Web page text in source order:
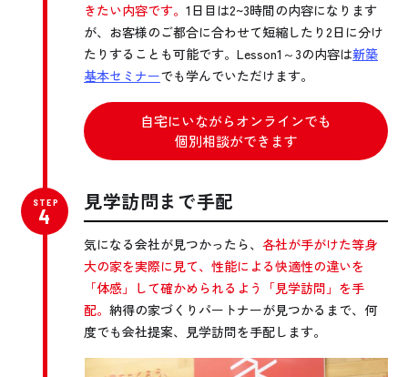
きたい内容です。 1日目は2~3時間の内容になります
が、お客様のご都合に合わせて短縮したり2日に分け
たりすることも可能です。Lesson1～3の内容は新築
基本セミナーでも学んでいただけます。
自宅にいながらオンラインでも
個別相談ができます
見学訪問まで手配
気になる会社が見つかったら、 各社が手がけた等身
大の家を実際に見て、性能による快適性の違いを
「体感」して確かめられるよう「見学訪問」を手
配。 納得の家づくりパートナーが見つかるまで、何
度でも会社提案、見学訪問を手配します。